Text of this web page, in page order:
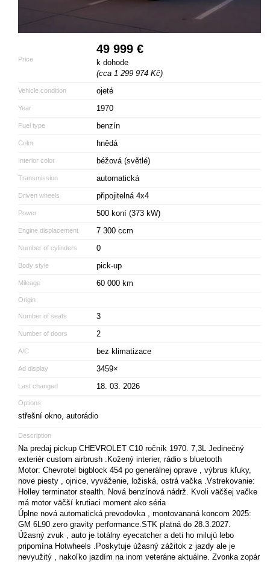
Price
49 999 €
k dohode
(cca 1 299 974 Kč)
Vehicle condition ojeté
Year 1970
Fuel type benzín
Color hnědá
Interior color béžová (světlé)
Transmission automatická
Driven wheels připojitelná 4x4
Power 500 koní (373 kW)
Engine displacement 7 300 ccm
Number of cylinders 0
Body style pick-up
Mileage 60 000 km
Origin
Number of seats 3
Number of doors 2
A/C bez klimatizace
Ad display 3459×
Last changed 18. 03. 2026
Options
střešní okno, autorádio
Description
Na predaj pickup CHEVROLET C10 ročník 1970. 7,3L Jedinečný
exteriér custom airbrush .Kožený interier, rádio s bluetooth
Motor: Chevrotel bigblock 454 po generálnej oprave , výbrus kľuky,
nove piesty , ojnice, vyváženie, ložiská, ostrá vačka .Vstrekovanie:
Holley terminator stealth. Nová benzínová nádrž. Kvoli väčšej vačke
má motor väčší krutiaci moment ako séria
Úplne nová automatická prevodovka , montovananá koncom 2025:
GM 6L90 zero gravity performance.STK platná do 28.3.2027.
Úžasný zvuk , auto je totálny eyecatcher a deti ho milujú lebo
pripomína Hotwheels .Poskytuje úžasný zážitok z jazdy ale je
nevyužitý , nakoľko jazdím na inom veteráne aktuálne. Zvonka zopár